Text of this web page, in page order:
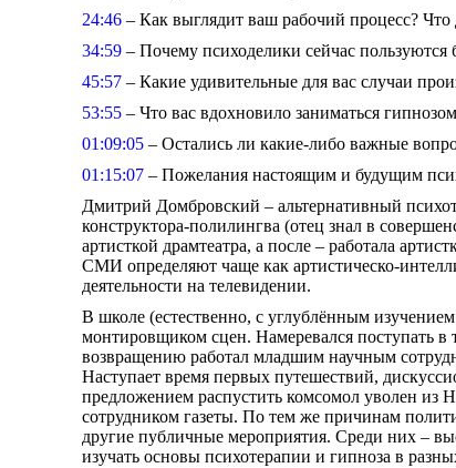
24:46 – Как выглядит ваш рабочий процесс? Что
34:59 – Почему психоделики сейчас
45:57 – Какие удивительные для вас случаи
53:55 – Что вас вдохновило заниматься
01:09:05 – Остались ли какие-либо важные
01:15:07 – Пожелания настоящим и будущим
Дмитрий Домбровский – альтернативный
конструктора-полилингва (отец знал в
артисткой драмтеатра, а после – работала
СМИ определяют чаще как артистическо-
деятельности на телевидении.
В школе (естественно, с углублённым
монтировщиком сцен. Намеревался поступать
возвращению работал младшим научным
Наступает время первых путешествий,
предложением распустить комсомол уволен
сотрудником газеты. По тем же причинам
другие публичные мероприятия. Среди них –
изучать основы психотерапии и гипноза в